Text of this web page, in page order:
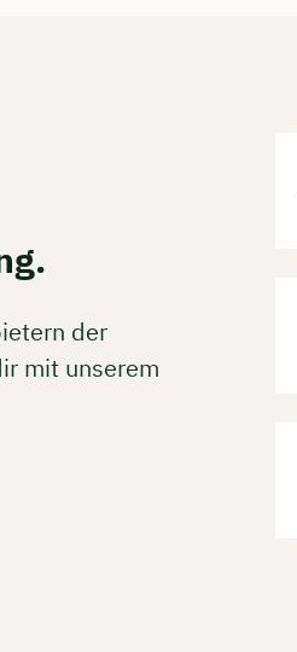
der
mit unserem
buchen